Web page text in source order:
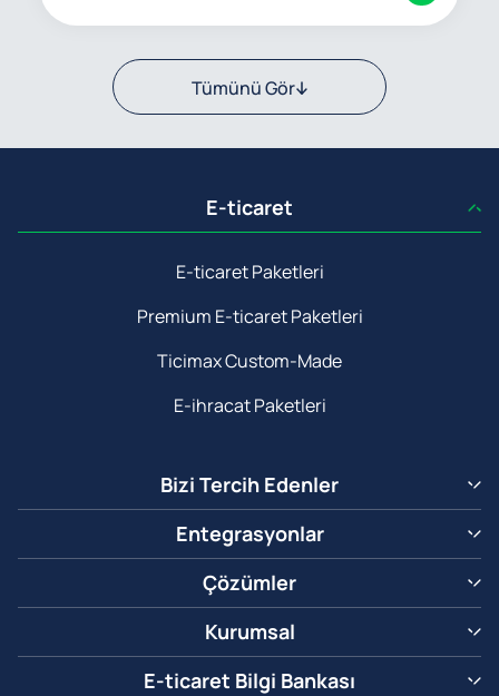
Tümünü Gör
E-ticaret
E-ticaret Paketleri
Premium E-ticaret Paketleri
Ticimax Custom-Made
E-ihracat Paketleri
Bizi Tercih Edenler
Entegrasyonlar
Çözümler
Kurumsal
E-ticaret Bilgi Bankası